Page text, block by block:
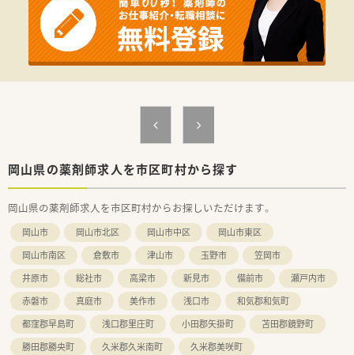
岡山県の薬剤師求人を市区町村から探す
岡山県の薬剤師求人を市区町村からお探しいただけます。
岡山市 岡山市北区 岡山市中区
岡山市東区
岡山市南区
倉敷市 津山市 玉野市
笠岡市
井原市
総社市 高梁市 新見市 備前市
瀬戸内市
赤磐市
真庭市 美作市 浅口市
和気郡和気町
都窪郡早島町
浅口郡里庄町 小田郡矢掛町
苫田郡鏡野町
勝田郡勝央町
久米郡久米南町
久米郡美咲町